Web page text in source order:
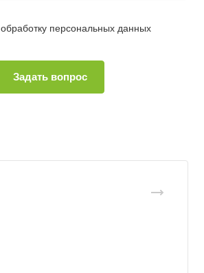
обработку персональных данных